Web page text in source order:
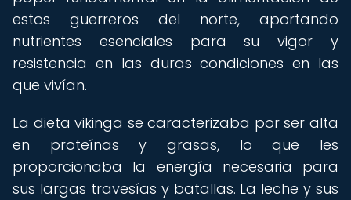
estos guerreros del norte, aportando
nutrientes esenciales para su vigor y
resistencia en las duras condiciones en las
que vivían.
La dieta vikinga se caracterizaba por ser alta
en proteínas y grasas, lo que les
proporcionaba la energía necesaria para
sus largas travesías y batallas. La leche y sus